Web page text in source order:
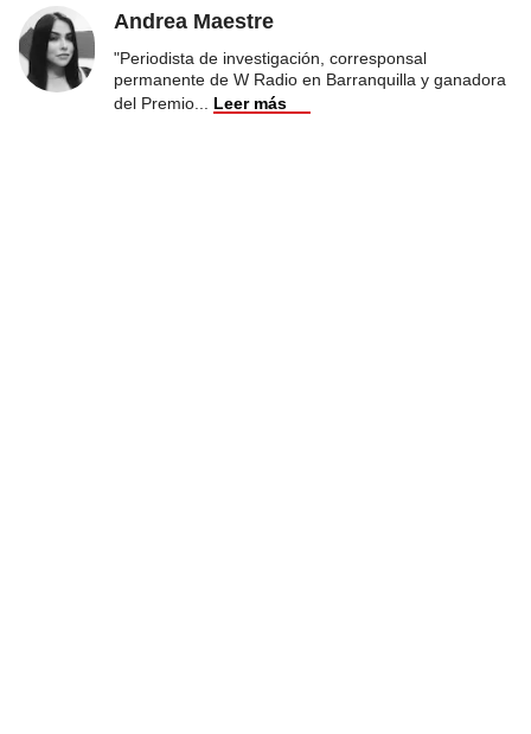
Andrea Maestre
"Periodista de investigación, corresponsal
permanente de W Radio en Barranquilla y ganadora
del Premio
Leer más